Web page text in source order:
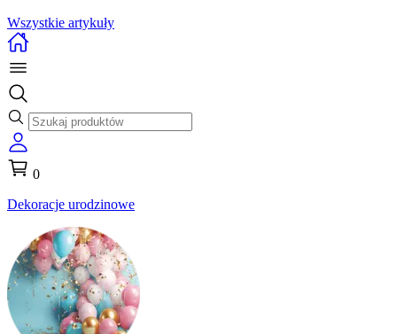
Wszystkie artykuły
0
Dekoracje urodzinowe